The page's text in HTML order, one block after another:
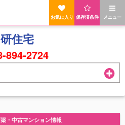
メニュー
保存済条件
お気に入り
住宅
894-2724
・中古マンション情報